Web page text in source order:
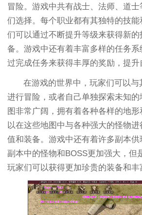
冒险。游戏中共有战士、法师、道
们选择。每个职业都有其独特的技
们可以通过不断提升等级来获得新
备。游戏中还有着丰富多样的任务系
过完成任务来获得丰厚的奖励，提升
在游戏的世界中，玩家们可以与
进行冒险，或者自己单独探索未知
图非常广阔，拥有着各种各样的地
以在这些地图中与各种强大的怪物
值和装备。游戏中还有着许多副本
副本中的怪物和BOSS更加强大，但
玩家们可以获得更加珍贵的装备和丰